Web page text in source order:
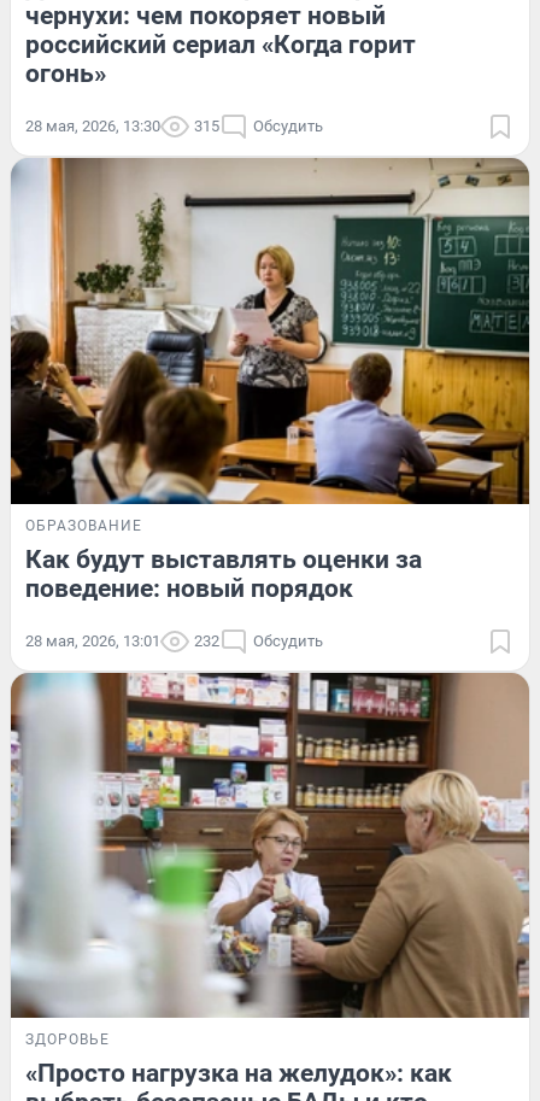
чернухи: чем покоряет новый
российский сериал «Когда горит
огонь»
28 мая, 2026, 13:30 315 Обсудить
ОБРАЗОВАНИЕ
Как будут выставлять оценки за
поведение: новый порядок
28 мая, 2026, 13:01 232 Обсудить
ЗДОРОВЬЕ
«Просто нагрузка на желудок»: как